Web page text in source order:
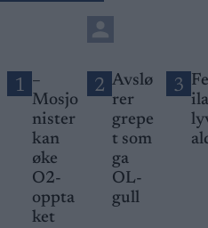
1 –
Mosjo
nister
kan
øke
O2-
oppta
ket
2 Avslø
rer
grepe
t som
ga
OL-
gull
3
ila